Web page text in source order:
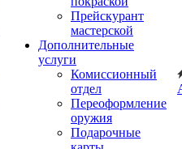
Прейскурант
мастерской
Дополнительные
услуги
Комиссионный
отдел
Переоформление
оружия
Подарочные